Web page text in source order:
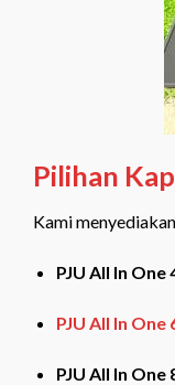
Pilihan
Kami
PJU All In
PJU All In One
PJU All In One